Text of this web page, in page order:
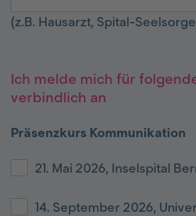
(z.B. Hausarzt, Spital-
Ich melde mich für
verbindlich an
Präsenzkurs Kommunikation
21. Mai 2026, Inselspital
14. September 2026,